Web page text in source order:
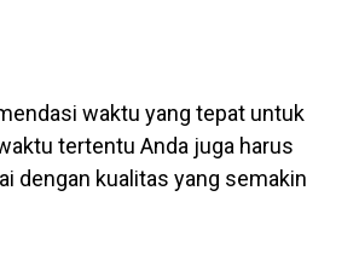
waktu yang tepat untuk
tertentu Anda juga harus
dengan kualitas yang semakin